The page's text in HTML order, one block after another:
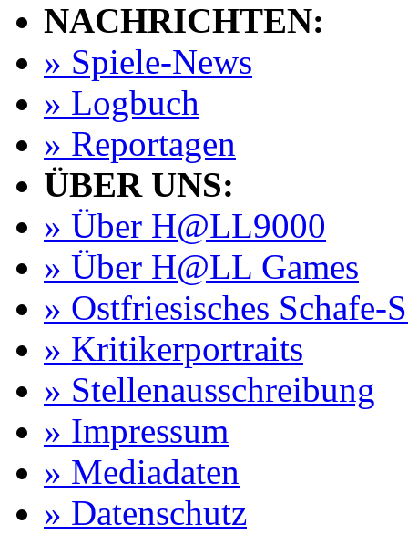
NACHRICHTEN:
» Spiele-News
» Logbuch
» Reportagen
ÜBER UNS:
» Über H@LL9000
» Über H@LL Games
» Ostfriesisches Schafe-
» Kritikerportraits
» Stellenausschreibung
» Impressum
» Mediadaten
» Datenschutz